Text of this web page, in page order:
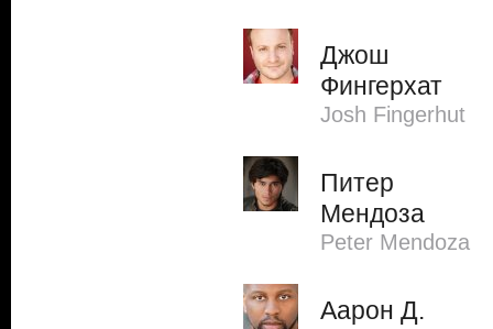
Джош
Фингерхат
Josh Fingerhut
Питер
Мендоза
Peter Mendoza
Аарон Д.